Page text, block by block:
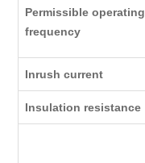
Permissible operating
frequency
Inrush current
Insulation resistance